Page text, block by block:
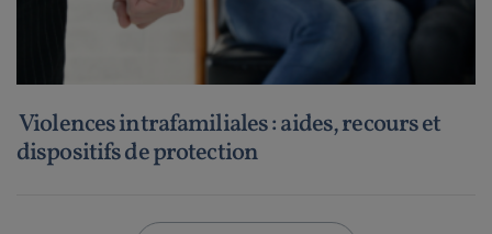
Violences intrafamiliales : aides, recours et
dispositifs de protection